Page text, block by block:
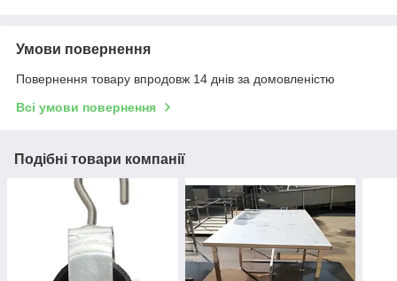
Умови повернення
Повернення товару впродовж 14 днів за домовленістю
Всі умови повернення
Подібні товари компанії